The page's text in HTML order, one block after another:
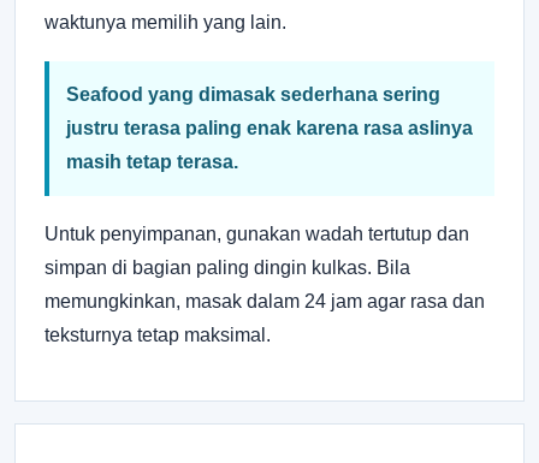
waktunya memilih yang lain.
Seafood yang dimasak sederhana sering
justru terasa paling enak karena rasa aslinya
masih tetap terasa.
Untuk penyimpanan, gunakan wadah tertutup dan
simpan di bagian paling dingin kulkas. Bila
memungkinkan, masak dalam 24 jam agar rasa dan
teksturnya tetap maksimal.